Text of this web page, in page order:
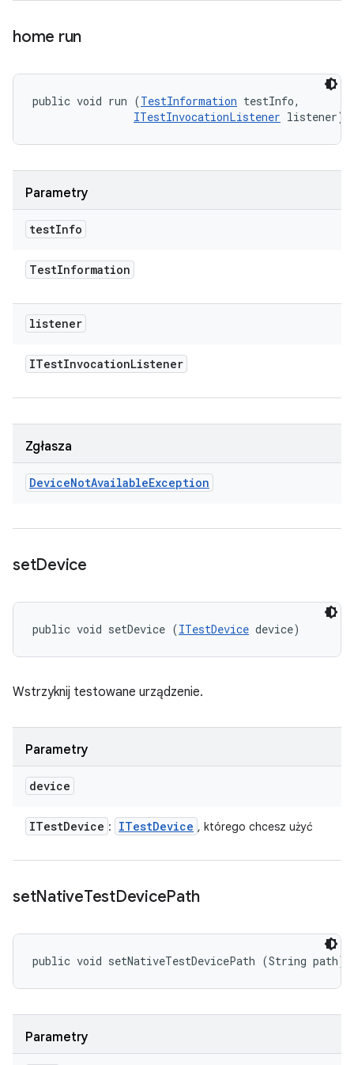
home run
public void run (TestInformation testInfo,
ITestInvocationListener listener)
Parametry
testInfo
TestInformation
listener
ITestInvocationListener
Zgłasza
DeviceNotAvailableException
setDevice
public void setDevice (ITestDevice device)
Wstrzyknij testowane urządzenie.
Parametry
device
ITestDevice : ITestDevice , którego chcesz użyć
setNativeTestDevicePath
public void setNativeTestDevicePath (String path)
Parametry